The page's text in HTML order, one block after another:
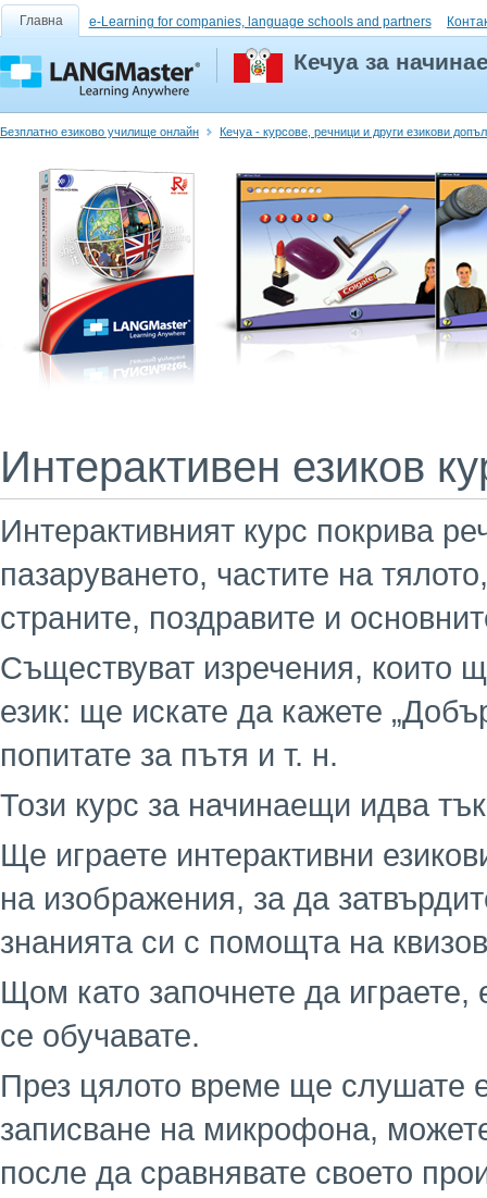
Главна e-Learning for companies, language schools and partners
Кечуа за
Безплатно езиково училище онлайн Кечуа - курсове, речници и други езикови
Интерактивен езиков
Интерактивният курс покрива
пазаруването, частите на
страните, поздравите и
Съществуват изречения, които
език: ще искате да кажете
попитате за пътя и т. н.
Този курс за начинаещи идва
Ще играете интерактивни
на изображения, за да
знанията си с помощта на
Щом като започнете да
се обучавате.
През цялото време ще слушате
записване на микрофона,
после да сравнявате своето